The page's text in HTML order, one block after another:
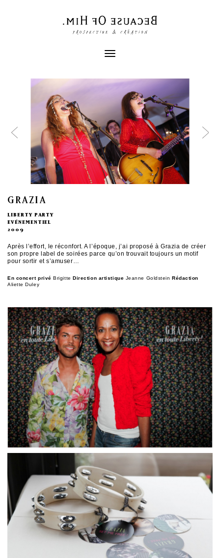
Toggle
GRAZIA
LIBERTY PARTY
EVÉNEMENTIEL
2009
Après l’effort, le réconfort. A l’époque, j’ai proposé à Grazia de créer
son propre label de soirées parce qu’on trouvait toujours un motif
pour sortir et s’amuser…
En concert privé BrigitteDirection artistique Jeanne Goldstein Rédaction
Aliette Duley